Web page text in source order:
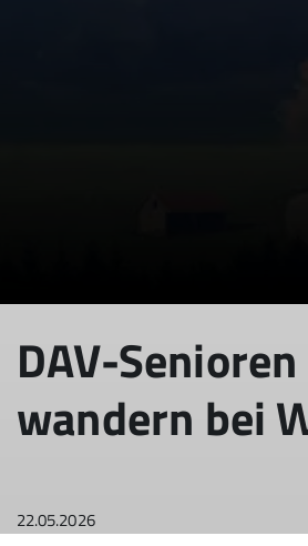
DAV-Senioren
wandern bei
22.05.2026